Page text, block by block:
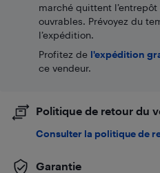
marché quittent
ouvrables. Prévoyez du
l’expédition.
Profitez de l'expédition
ce vendeur.
Politique de retour du
Consulter la politique de
Garantie